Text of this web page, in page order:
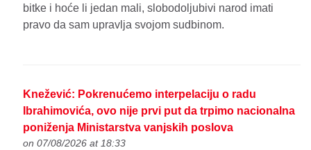
bitke i hoće li jedan mali, slobodoljubivi narod imati
pravo da sam upravlja svojom sudbinom.
Knežević: Pokrenućemo interpelaciju o radu
Ibrahimovića, ovo nije prvi put da trpimo nacionalna
poniženja Ministarstva vanjskih poslova
on 07/08/2026 at 18:33